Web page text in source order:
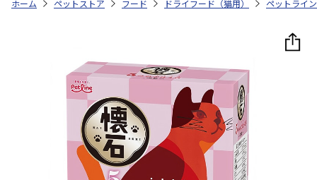
ホーム ペットストア フード ドライフード（猫用） ペットライン